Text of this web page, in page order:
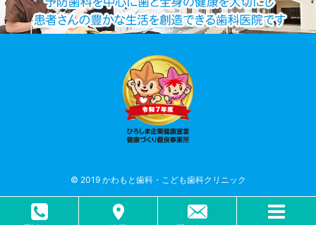
© 2019 かわもと歯科・こども歯科クリニック